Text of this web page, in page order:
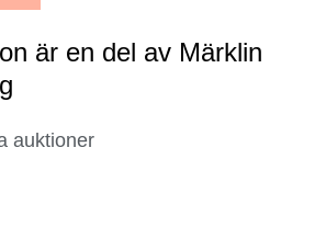
är en del av Märklin
auktioner